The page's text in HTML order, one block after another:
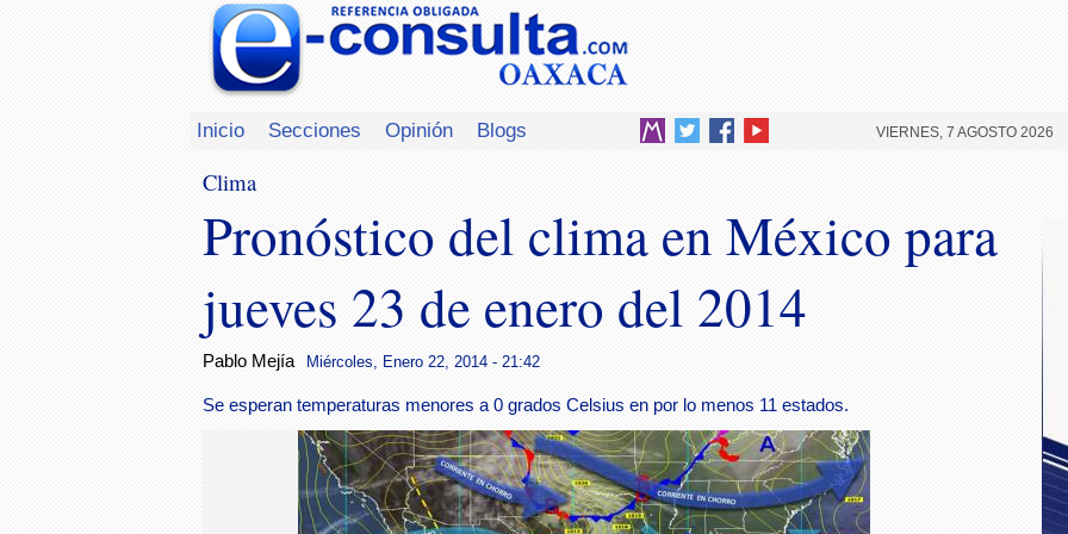
Inicio Secciones Opinión Blogs VIERNES, 7 AGOSTO 2026
Clima
Pronóstico del clima en México para
jueves 23 de enero del 2014
Pablo Mejía Miércoles, Enero 22, 2014 - 21:42
Se esperan temperaturas menores a 0 grados Celsius en por lo menos 11 estados.